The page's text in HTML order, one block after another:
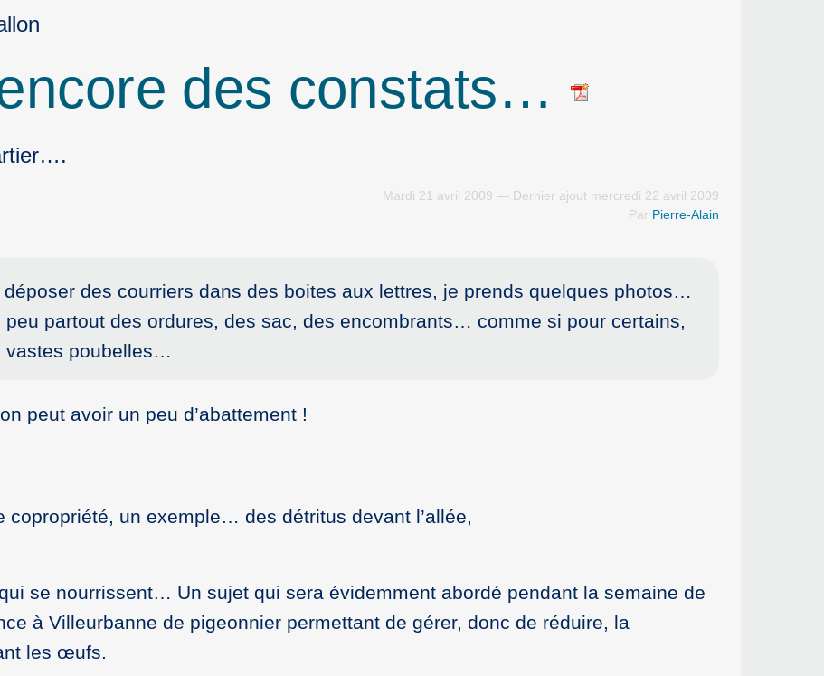
des constats…
Mardi 21 avril 2009 — Dernier ajout mercredi 22 avril 2009
Par Pierre-Alain
des courriers dans des boites aux lettres, je prends quelques photos…
partout des ordures, des sac, des encombrants… comme si pour certains,
vastes poubelles…
peut avoir un peu d’abattement !
copropriété, un exemple… des détritus devant l’allée,
se nourrissent… Un sujet qui sera évidemment abordé pendant la semaine de
à Villeurbanne de pigeonnier permettant de gérer, donc de réduire, la
les œufs.